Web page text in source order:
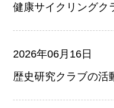
健康サイクリングク
2026年06月16日
歴史研究クラブの活